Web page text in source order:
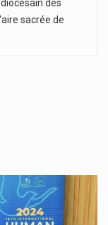
des
sacrée de